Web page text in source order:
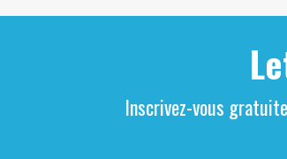
Inscrivez-vous